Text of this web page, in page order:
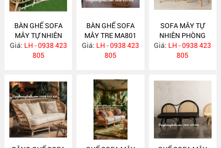
BÀN GHẾ SOFA
MÂY TỰ NHIÊN
PHÒNG KHÁCH
MA811
Giá: LH - 0938 423
805
BÀN GHẾ SOFA
MÂY TRE MA801
Giá: LH - 0938 423
805
SOFA MÂY TỰ
NHIÊN PHÒNG
KHÁCH MA800
Giá: LH - 0938 423
805